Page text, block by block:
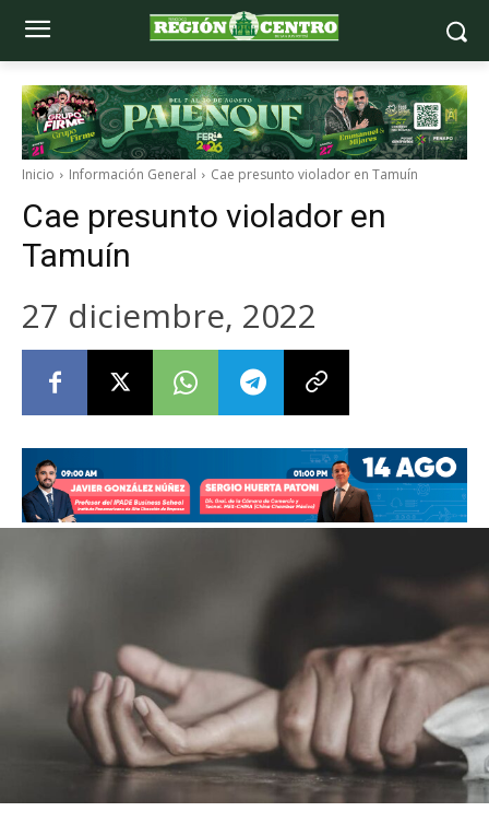
Inicio Información General Cae presunto violador en Tamuín
Cae presunto violador en
Tamuín
27 diciembre, 2022